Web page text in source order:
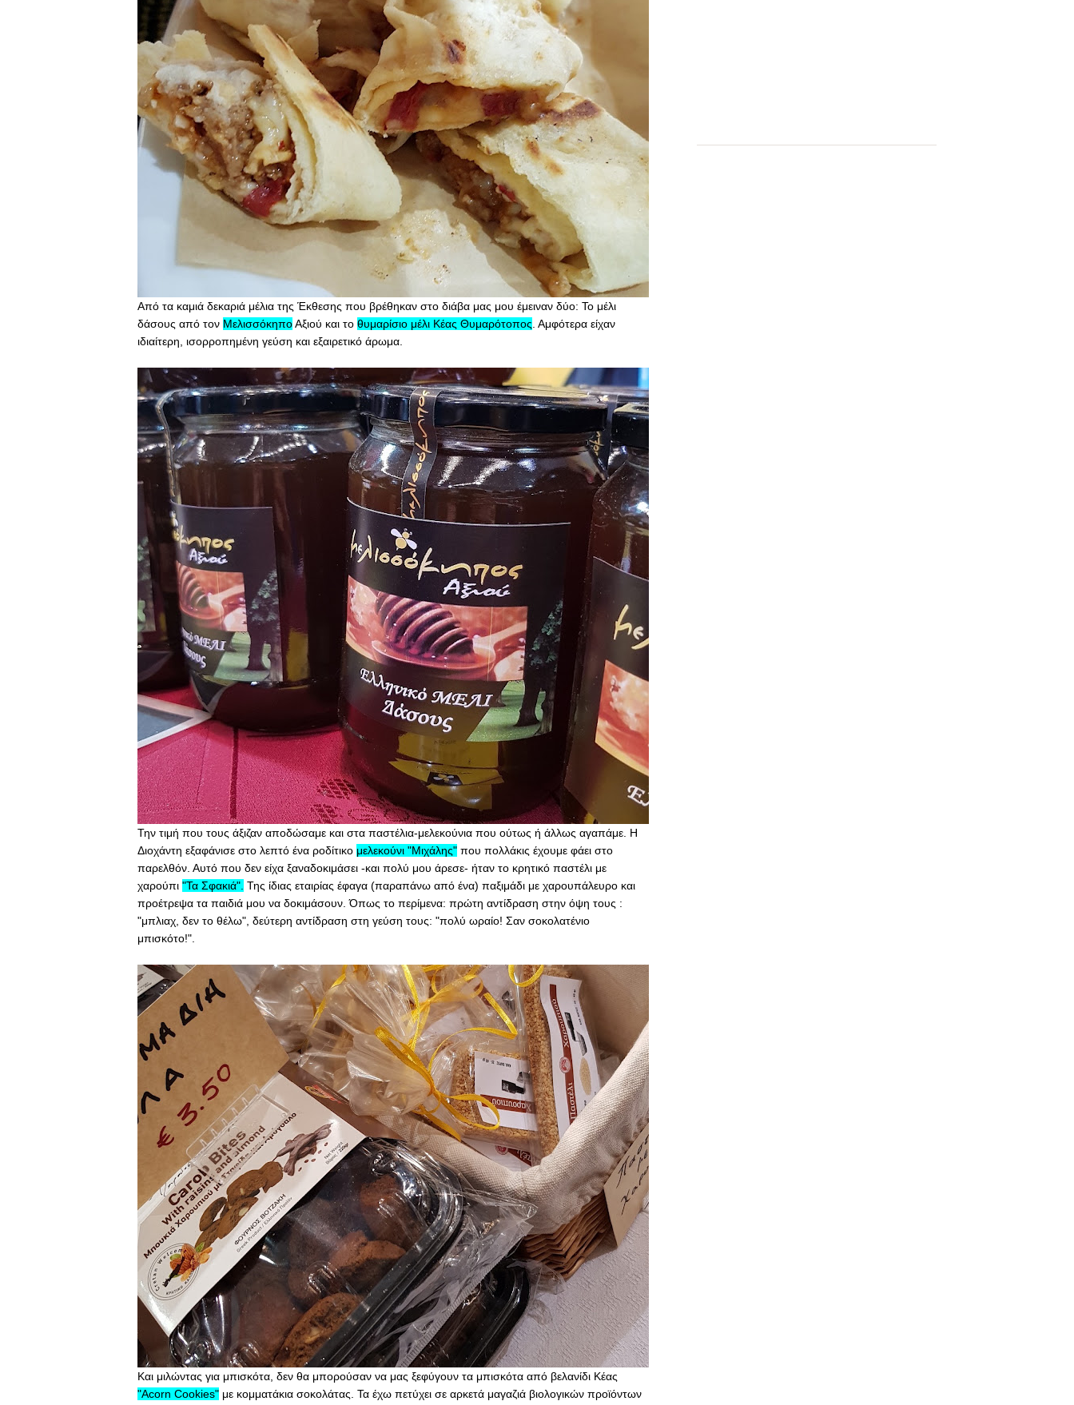
Από τα καμιά δεκαριά μέλια της Έκθεσης που βρέθηκαν στο διάβα μας μου έμειναν δύο: Το μέλι
δάσους από τον ΜελισσόκηποΑξιού και το θυμαρίσιο μέλι Κέας Θυμαρότοπος . Αμφότερα είχαν
ιδιαίτερη, ισορροπημένη γεύση και εξαιρετικό άρωμα.
Την τιμή που τους άξιζαν αποδώσαμε και στα παστέλια-μελεκούνια που ούτως ή άλλως αγαπάμε. Η
Διοχάντη εξαφάνισε στο λεπτό ένα ροδίτικο μελεκούνι "Μιχάλης" που πολλάκις έχουμε φάει στο
παρελθόν. Αυτό που δεν είχα ξαναδοκιμάσει -και πολύ μου άρεσε- ήταν το κρητικό παστέλι με
χαρούπι "Τα Σφακιά" Της ίδιας εταιρίας έφαγα (παραπάνω από ένα) παξιμάδι με χαρουπάλευρο και
προέτρεψα τα παιδιά μου να δοκιμάσουν. Όπως το περίμενα: πρώτη αντίδραση στην όψη τους :
"μπλιαχ, δεν το θέλω", δεύτερη αντίδραση στη γεύση τους: "πολύ ωραίο! Σαν σοκολατένιο
μπισκότο!".
Και μιλώντας για μπισκότα, δεν θα μπορούσαν να μας ξεφύγουν τα μπισκότα από βελανίδι Κέας
"Acorn Cookies" με κομματάκια σοκολάτας. Τα έχω πετύχει σε αρκετά μαγαζιά βιολογικών προϊόντων